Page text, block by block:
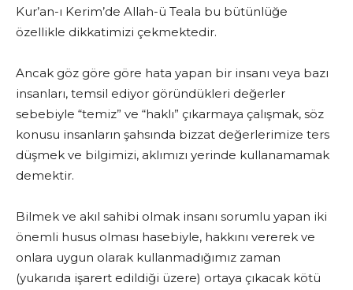
Kur’an-ı Kerim’de Allah-ü Teala bu bütünlüğe
özellikle dikkatimizi çekmektedir.
Ancak göz göre göre hata yapan bir insanı veya bazı
insanları, temsil ediyor göründükleri değerler
sebebiyle “temiz” ve “haklı” çıkarmaya çalışmak, söz
konusu insanların şahsında bizzat değerlerimize ters
düşmek ve bilgimizi, aklımızı yerinde kullanamamak
demektir.
Bilmek ve akıl sahibi olmak insanı sorumlu yapan iki
önemli husus olması hasebiyle, hakkını vererek ve
onlara uygun olarak kullanmadığımız zaman
(yukarıda işarert edildiği üzere) ortaya çıkacak kötü